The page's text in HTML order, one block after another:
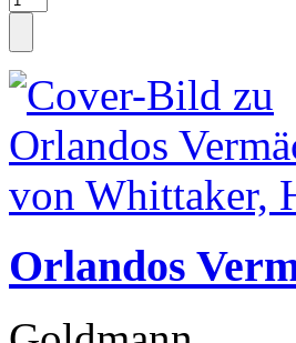
Orlandos